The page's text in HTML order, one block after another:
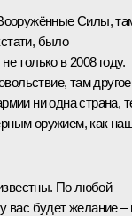
Силы,
было
только в 2008 году.
там другое
ни одна страна,
оружием, как
По любой
вас будет желание –